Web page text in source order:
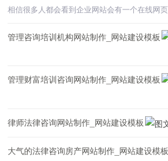
管理咨询培训机构网站制作_网站建设模板
管理财富培训咨询网站制作_网站建设模板
律师法律咨询网站制作_网站建设模板
大气的法律咨询房产网站制作_网站建设模板